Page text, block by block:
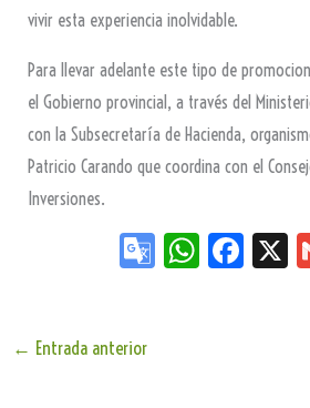
vivir esta experiencia inolvidable.
Para llevar adelante este tipo de
el Gobierno provincial, a través del
con la Subsecretaría de Hacienda,
Patricio Carando que coordina con el
Inversiones.
Go W
Fa
X
← Entrada anterior